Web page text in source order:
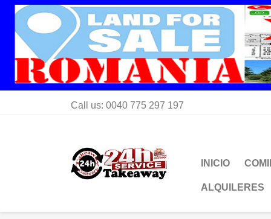
Call us: 0040 775 297 197
INICIO
ALQUILERES